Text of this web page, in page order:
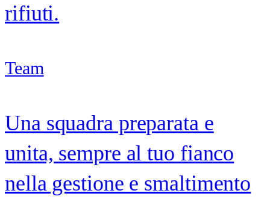
rifiuti.
Team
Una squadra preparata e
unita, sempre al tuo fianco
nella gestione e smaltimento